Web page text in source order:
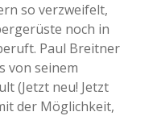
so verzweifelt,
noch in
Paul Breitner
von seinem
(Jetzt neu! Jetzt
der Möglichkeit,